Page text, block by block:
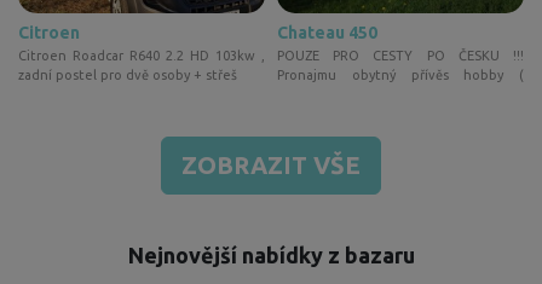
Citroen
Citroen Roadcar R640 2.2 HD 103kw ,
zadní postel pro dvě osoby + střeš
Chateau 450
POUZE PRO CESTY PO ČESKU !!!
Pronajmu obytný přívěs hobby (
ZOBRAZIT VŠE
Nejnovější nabídky z bazaru